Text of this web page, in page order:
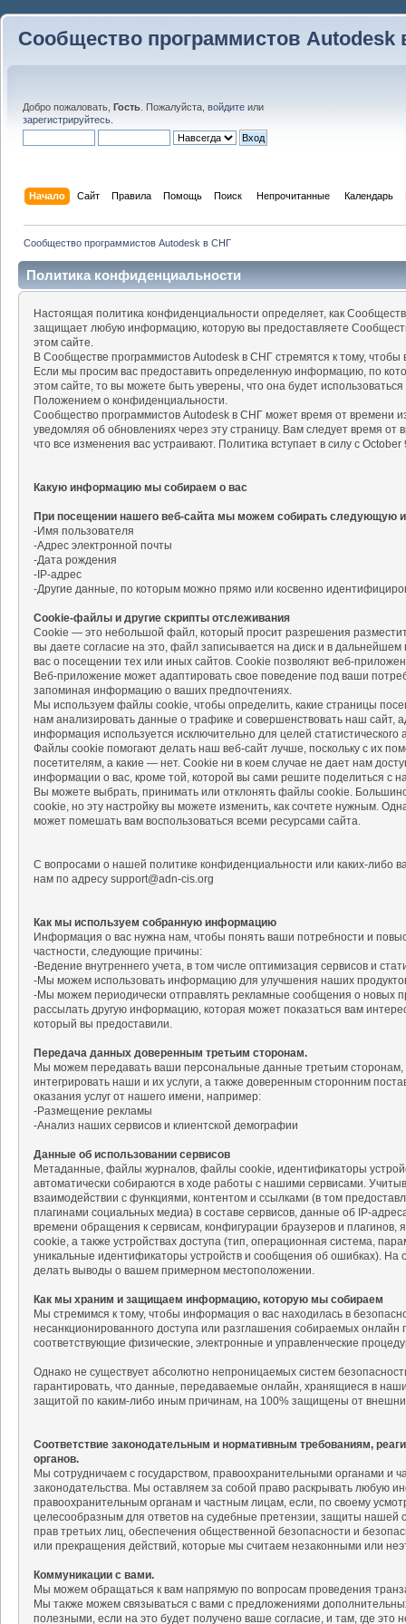
Сообщество программистов Autodesk
Добро пожаловать, Гость . Пожалуйста, войдите или
зарегистрируйтесь
Начало Сайт Правила Помощь Поиск Непрочитанные Календарь
Сообщество программистов Autodesk в СНГ
Политика конфиденциальности
Настоящая политика конфиденциальности определяет, как
защищает любую информацию, которую вы предоставляете
этом сайте.
В Сообществе программистов Autodesk в СНГ стремятся к тому,
Если мы просим вас предоставить определенную информацию, по
этом сайте, то вы можете быть уверены, что она будет
Положением о конфиденциальности.
Сообщество программистов Autodesk в СНГ может время от времени
уведомляя об обновлениях через эту страницу. Вам следует время
что все изменения вас устраивают. Политика вступает в силу с
Какую информацию мы собираем о вас
При посещении нашего веб-сайта мы можем собирать следующую
-Имя пользователя
-Адрес электронной почты
-Дата рождения
-IP-адрес
-Другие данные, по которым можно прямо или косвенно
Cookie-файлы и другие скрипты отслеживания
Cookie — это небольшой файл, который просит разрешения
вы даете согласие на это, файл записывается на диск и в
вас о посещении тех или иных сайтов. Cookie позволяют веб-
Веб-приложение может адаптировать свое поведение под ваши
запоминая информацию о ваших предпочтениях.
Мы используем файлы cookie, чтобы определить, какие страницы
нам анализировать данные о трафике и совершенствовать наш сайт,
информация используется исключительно для целей
Файлы cookie помогают делать наш веб-сайт лучше, поскольку с их
посетителям, а какие — нет. Cookie ни в коем случае не дает нам
информации о вас, кроме той, которой вы сами решите поделиться с
Вы можете выбрать, принимать или отклонять файлы cookie.
cookie, но эту настройку вы можете изменить, как сочтете нужным.
может помешать вам воспользоваться всеми ресурсами сайта.
С вопросами о нашей политике конфиденциальности или каких-либо
нам по адресу support@adn-cis.org
Как мы используем собранную информацию
Информация о вас нужна нам, чтобы понять ваши потребности и
частности, следующие причины:
-Ведение внутреннего учета, в том числе оптимизация сервисов и
-Мы можем использовать информацию для улучшения наших продуктов
-Мы можем периодически отправлять рекламные сообщения о новых
рассылать другую информацию, которая может показаться вам
который вы предоставили.
Передача данных доверенным третьим сторонам.
Мы можем передавать ваши персональные данные третьим
интегрировать наши и их услуги, а также доверенным сторонним
оказания услуг от нашего имени, например:
-Размещение рекламы
-Анализ наших сервисов и клиентской демографии
Данные об использовании сервисов
Метаданные, файлы журналов, файлы cookie, идентификаторы
автоматически собираются в ходе работы с нашими сервисами.
взаимодействии с функциями, контентом и ссылками (в том
плагинами социальных медиа) в составе сервисов, данные об IP-
времени обращения к сервисам, конфигурации браузеров и
cookie, а также устройствах доступа (тип, операционная система,
уникальные идентификаторы устройств и сообщения об ошибках).
делать выводы о вашем примерном местоположении.
Как мы храним и защищаем информацию, которую мы собираем
Мы стремимся к тому, чтобы информация о вас находилась в
несанкционированного доступа или разглашения собираемых
соответствующие физические, электронные и управленческие
Однако не существует абсолютно непроницаемых систем
гарантировать, что данные, передаваемые онлайн, хранящиеся в
защитой по каким-либо иным причинам, на 100% защищены от
Соответствие законодательным и нормативным требованиям,
органов.
Мы сотрудничаем с государством, правоохранительными органами и
законодательства. Мы оставляем за собой право раскрывать любую
правоохранительным органам и частным лицам, если, по своему
целесообразным для ответов на судебные претензии, защиты нашей
прав третьих лиц, обеспечения общественной безопасности и
или прекращения действий, которые мы считаем незаконными или
Коммуникации с вами.
Мы можем обращаться к вам напрямую по вопросам проведения
Мы также можем связываться с вами с предложениями
полезными, если на это будет получено ваше согласие, и там, где это